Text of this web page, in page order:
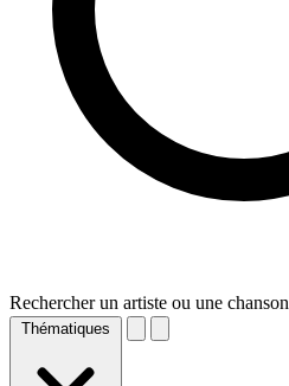
Rechercher un artiste ou une chanson
Thématiques